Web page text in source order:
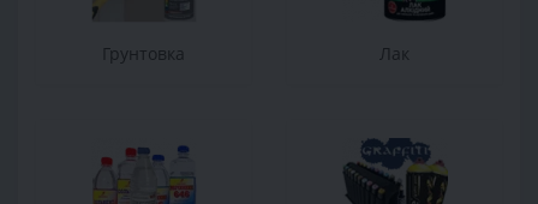
Грунтовка Лак